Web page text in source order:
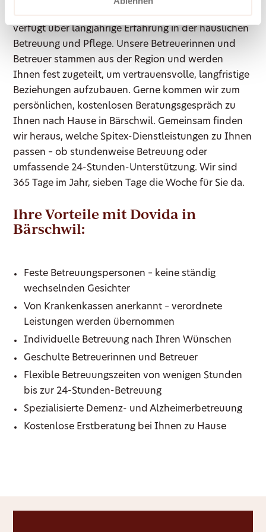
verfügt über langjährige Erfahrung in der häuslichen
Betreuung und Pflege. Unsere Betreuerinnen und
Betreuer stammen aus der Region und werden
Ihnen fest zugeteilt, um vertrauensvolle, langfristige
Beziehungen aufzubauen. Gerne kommen wir zum
persönlichen, kostenlosen Beratungsgespräch zu
Ihnen nach Hause in Bärschwil. Gemeinsam finden
wir heraus, welche Spitex-Dienstleistungen zu Ihnen
passen – ob stundenweise Betreuung oder
umfassende 24-Stunden-Unterstützung. Wir sind
365 Tage im Jahr, sieben Tage die Woche für Sie da.
Ihre Vorteile mit Dovida in
Bärschwil:
Feste Betreuungspersonen – keine ständig
wechselnden Gesichter
Von Krankenkassen anerkannt – verordnete
Leistungen werden übernommen
Individuelle Betreuung nach Ihren Wünschen
Geschulte Betreuerinnen und Betreuer
Flexible Betreuungszeiten von wenigen Stunden
bis zur 24-Stunden-Betreuung
Spezialisierte Demenz- und Alzheimerbetreuung
Kostenlose Erstberatung bei Ihnen zu Hause